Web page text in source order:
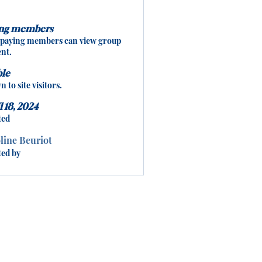
members
members can view group
to site visitors.
2024
Beuriot
by